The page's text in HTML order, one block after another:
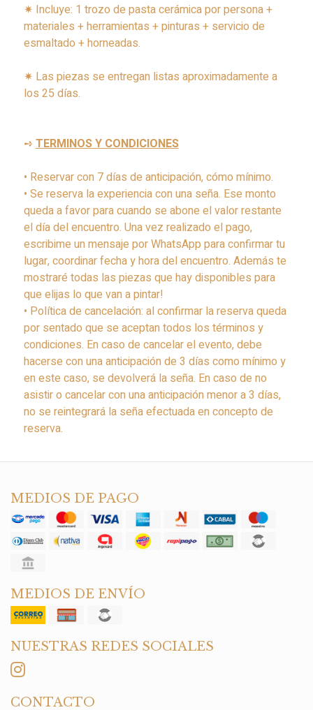
✷ Incluye: 1 trozo de pasta cerámica por persona +
materiales + herramientas + pinturas + servicio de
esmaltado + horneadas.
✷ Las piezas se entregan listas aproximadamente a
los 25 días.
➺ TERMINOS Y CONDICIONES
• Reservar con 7 días de anticipación, cómo mínimo.
• Se reserva la experiencia con una seña. Ese monto
queda a favor para cuando se abone el valor restante
el día del encuentro. Una vez realizado el pago,
escribime un mensaje por WhatsApp para confirmar tu
lugar, coordinar fecha y hora del encuentro. Además te
mostraré todas las piezas que hay disponibles para
que elijas lo que van a pintar!
• Política de cancelación: al confirmar la reserva queda
por sentado que se aceptan todos los términos y
condiciones. En caso de cancelar el evento, debe
hacerse con una anticipación de 3 días como mínimo y
en este caso, se devolverá la seña. En caso de no
asistir o cancelar con una anticipación menor a 3 días,
no se reintegrará la seña efectuada en concepto de
reserva.
MEDIOS DE PAGO
MEDIOS DE ENVÍO
NUESTRAS REDES SOCIALES
CONTACTO